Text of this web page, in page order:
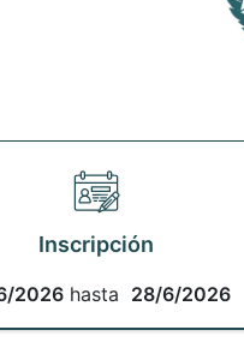
Inscripción
2026 hasta 28/6/2026